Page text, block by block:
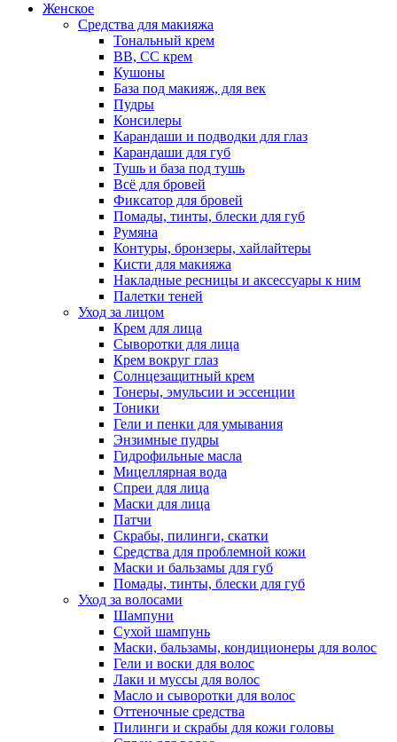
Женское
Средства для макияжа
Тональный крем
BB, CC крем
Кушоны
База под макияж, для век
Пудры
Консилеры
Карандаши и подводки для глаз
Карандаши для губ
Тушь и база под тушь
Всё для бровей
Фиксатор для бровей
Помады, тинты, блески для губ
Румяна
Контуры, бронзеры, хайлайтеры
Кисти для макияжа
Накладные ресницы и аксессуары к ним
Палетки теней
Уход за лицом
Крем для лица
Сыворотки для лица
Крем вокруг глаз
Солнцезащитный крем
Тонеры, эмульсии и эссенции
Тоники
Гели и пенки для умывания
Энзимные пудры
Гидрофильные масла
Мицеллярная вода
Спреи для лица
Маски для лица
Патчи
Скрабы, пилинги, скатки
Средства для проблемной кожи
Маски и бальзамы для губ
Помады, тинты, блески для губ
Уход за волосами
Шампуни
Сухой шампунь
Маски, бальзамы, кондиционеры для волос
Гели и воски для волос
Лаки и муссы для волос
Масло и сыворотки для волос
Оттеночные средства
Пилинги и скрабы для кожи головы